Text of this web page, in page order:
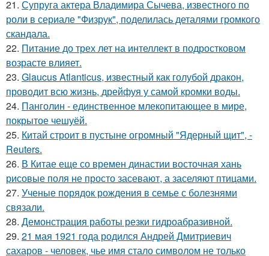
21. Супруга актера Владимира Сычева, известного по
роли в сериале "Физрук", поделилась деталями громкого
скандала.
22. Питание до трех лет на интеллект в подростковом
возрасте влияет.
23. Glaucus Atlanticus, известный как голубой дракон,
проводит всю жизнь, дрейфуя у самой кромки воды.
24. Панголин - единственное млекопитающее в мире,
покрытое чешуёй.
25. Китай строит в пустыне огромный "Ядерный щит", -
Reuters.
26. В Китае еще со времен династии восточная хань
рисовые поля не просто засевают, а заселяют птицами.
27. Ученые порядок рождения в семье с болезнями
связали.
28. Демонстрация работы резки гидроабразивной.
29. 21 мая 1921 года родился Андрей Дмитриевич
сахаров - человек, чье имя стало символом не только